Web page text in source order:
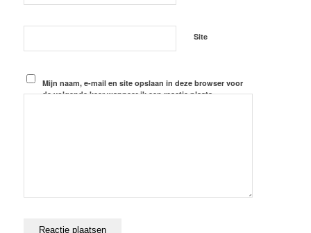
Site
Mijn naam, e-mail en site opslaan in deze browser voor
de volgende keer wanneer ik een reactie plaats.